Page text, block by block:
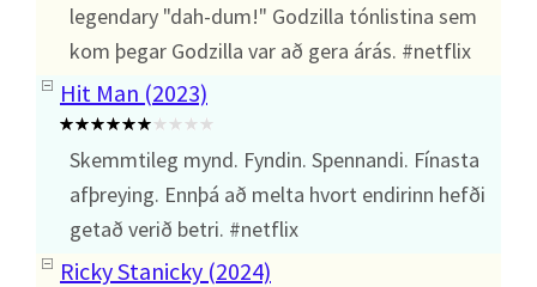
legendary "dah-dum!" Godzilla tónlistina sem
kom þegar Godzilla var að gera árás. #netflix
Hit Man (2023)
Skemmtileg mynd. Fyndin. Spennandi. Fínasta
afþreying. Ennþá að melta hvort endirinn hefði
getað verið betri. #netflix
Ricky Stanicky (2024)